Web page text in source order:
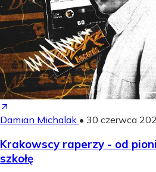
Damian Michalak • 30 czerwca
Krakowscy raperzy - od
szkołę